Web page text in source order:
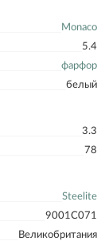
Monaco
5.4
фарфор
белый
3.3
78
Steelite
9001C071
Великобритания